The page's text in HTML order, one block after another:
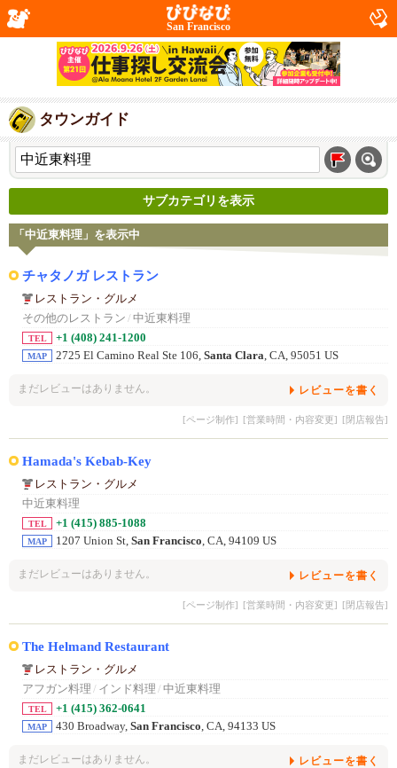
San Francisco
タウンガイド
サブカテゴリを表示
「中近東料理」を表示中
チャタノガ レストラン
レストラン・グルメ
その他のレストラン / 中近東料理
TEL +1 (408) 241-1200
MAP 2725 El Camino Real Ste 106, Santa Clara, CA, 95051 US
まだレビューはありません。 レビューを書く
[ページ制作] [営業時間・内容変更] [閉店報告]
Hamada's Kebab-Key
レストラン・グルメ
中近東料理
TEL +1 (415) 885-1088
MAP 1207 Union St, San Francisco, CA, 94109 US
まだレビューはありません。 レビューを書く
[ページ制作] [営業時間・内容変更] [閉店報告]
The Helmand Restaurant
レストラン・グルメ
アフガン料理 / インド料理 / 中近東料理
TEL +1 (415) 362-0641
MAP 430 Broadway, San Francisco, CA, 94133 US
まだレビューはありません。 レビューを書く